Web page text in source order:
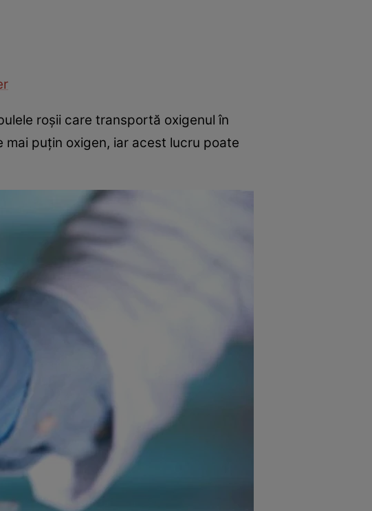
roșii care transportă oxigenul în
puțin oxigen, iar acest lucru poate